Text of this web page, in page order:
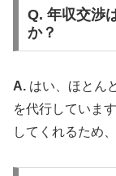
Q. 年収交渉
か？
A. はい、ほとん
を代行していま
してくれるため